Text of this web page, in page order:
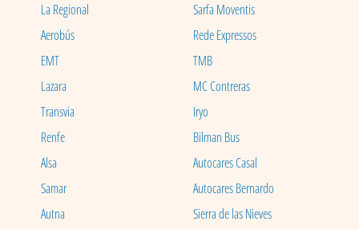
La Regional
Sarfa Moventis
Aerobús
Rede Expressos
EMT
TMB
Lazara
MC Contreras
Transvia
Iryo
Renfe
Bilman Bus
Alsa
Autocares Casal
Samar
Autocares Bernardo
Autna
Sierra de las Nieves